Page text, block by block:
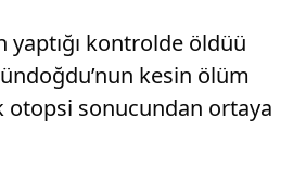
yaptığı kontrolde öldüü
kesin ölüm
otopsi sonucundan ortaya